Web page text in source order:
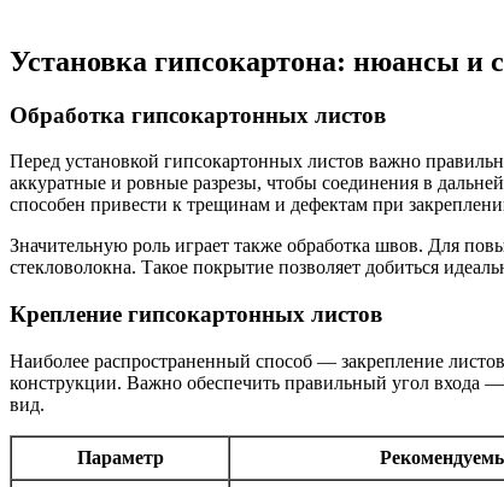
Установка гипсокартона: нюансы и
Обработка гипсокартонных листов
Перед установкой гипсокартонных листов важно
аккуратные и ровные разрезы, чтобы соединения в
способен привести к трещинам и дефектам при
Значительную роль играет также обработка швов. Для
стекловолокна. Такое покрытие позволяет добиться
Крепление гипсокартонных листов
Наиболее распространенный способ — закрепление
конструкции. Важно обеспечить правильный угол входа
вид.
Параметр